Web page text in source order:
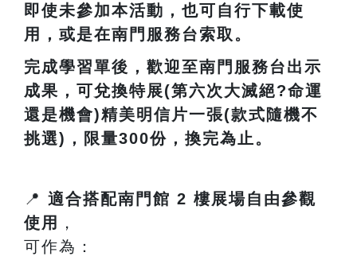
即使未參加本活動，也可自行下載使
用，或是在南門服務台索取。
完成學習單後，歡迎至南門服務台出示
成果，可兌換特展(第六次大滅絕?命運
還是機會)精美明信片一張(款式隨機不
挑選)，限量300份，換完為止。
📍 適合搭配南門館 2 樓展場自由參觀
使用
，
可作為：